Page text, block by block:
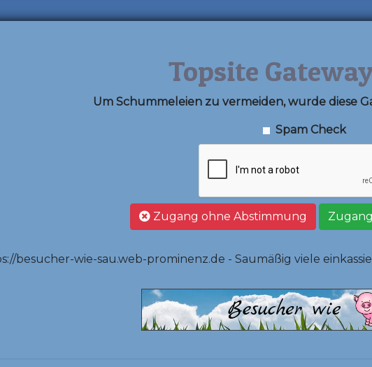
Topsite
Um Schummeleien zu vermeiden, wurde diese
Spam Check
Zugang ohne Abstimmung
besucher-wie-sau.web-prominenz.de - Saumäßig viele